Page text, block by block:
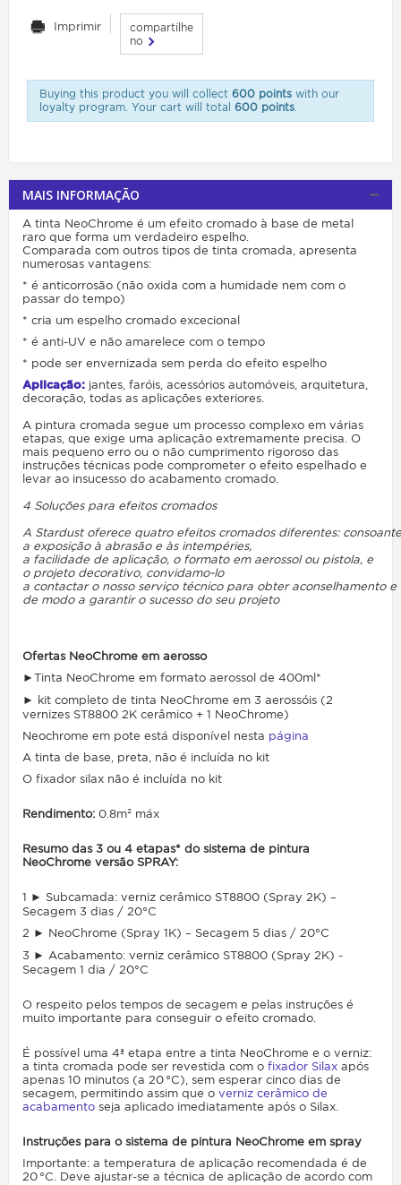
Imprimir
compartilhe
no
Buying this product you will collect 600 pointswith our
loyalty program. Your cart will total 600 points.
MAIS INFORMAÇÃO
A tinta NeoChrome é um efeito cromado à base de metal
raro que forma um verdadeiro espelho.
Comparada com outros tipos de tinta cromada, apresenta
numerosas vantagens:
* é anticorrosão (não oxida com a humidade nem com o
passar do tempo)
* cria um espelho cromado excecional
* é anti-UV e não amarelece com o tempo
* pode ser envernizada sem perda do efeito espelho
Aplicação: jantes, faróis, acessórios automóveis, arquitetura,
decoração, todas as aplicações exteriores.
A pintura cromada segue um processo complexo em várias
etapas, que exige uma aplicação extremamente precisa. O
mais pequeno erro ou o não cumprimento rigoroso das
instruções técnicas pode comprometer o efeito espelhado e
levar ao insucesso do acabamento cromado.
4 Soluções para efeitos cromados
A Stardust oferece quatro efeitos cromados diferentes: consoante
a exposição à abrasão e às intempéries,
a facilidade de aplicação, o formato em aerossol ou pistola, e
o projeto decorativo, convidamo-lo
a contactar o nosso serviço técnico para obter aconselhamento e
de modo a garantir o sucesso do seu projeto
Ofertas NeoChrome em aerosso
► Tinta NeoChrome em formato aerossol de 400ml*
► kit completo de tinta NeoChrome em 3 aerossóis (2
vernizes ST8800 2K cerâmico + 1 NeoChrome)
Neochrome em pote está disponível nesta página
A tinta de base, preta, não é incluída no kit
O fixador silax não é incluída no kit
Rendimento: 0.8m² máx
Resumo das 3 ou 4 etapas* do sistema de pintura
NeoChrome versão SPRAY:
1 ► Subcamada: verniz cerâmico ST8800 (Spray 2K) –
Secagem 3 dias / 20°C
2 ► NeoChrome (Spray 1K) – Secagem 5 dias / 20°C
3 ► Acabamento: verniz cerâmico ST8800 (Spray 2K) -
Secagem 1 dia / 20°C
O respeito pelos tempos de secagem e pelas instruções é
muito importante para conseguir o efeito cromado.
É possível uma 4ª etapa entre a tinta NeoChrome e o verniz:
a tinta cromada pode ser revestida com o fixador Silax após
apenas 10 minutos (a 20 °C), sem esperar cinco dias de
secagem, permitindo assim que o verniz cerâmico de
acabamento seja aplicado imediatamente após o Silax.
Instruções para o sistema de pintura NeoChrome em spray
Importante: a temperatura de aplicação recomendada é de
20 °C. Deve ajustar-se a técnica de aplicação de acordo com